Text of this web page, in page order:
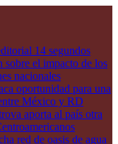
14 segundos
sobre el impacto de los
nacionales
oportunidad para una
México y RD
aporta al país otra
red de oasis de agua